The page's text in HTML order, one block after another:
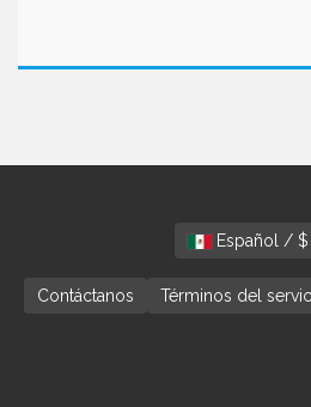
Contáctanos Términos del